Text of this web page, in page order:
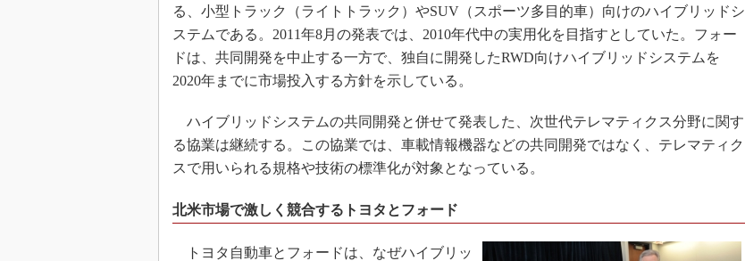
知財マネジメント
海外生産
新型コロナへの対応
る、小型トラック（ライトトラック）やSUV（スポーツ多目的車）向けのハイブリッドシ
ステムである。2011年8月の発表では、2010年代中の実用化を目指すとしていた。フォー
ドは、共同開発を中止する一方で、独自に開発したRWD向けハイブリッドシステムを
2020年までに市場投入する方針を示している。
ハイブリッドシステムの共同開発と併せて発表した、次世代テレマティクス分野に関す
る協業は継続する。この協業では、車載情報機器などの共同開発ではなく、テレマティク
スで用いられる規格や技術の標準化が対象となっている。
北米市場で激しく競合するトヨタとフォード
トヨタ自動車とフォードは、なぜハイブリッ